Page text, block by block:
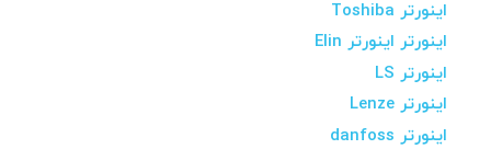
اینورتر Toshiba
اینورتر اینورتر Elin
اینورتر LS
اینورتر Lenze
اینورتر danfoss